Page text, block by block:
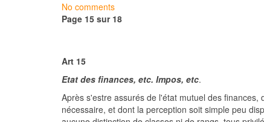
No comments
Page 15 sur 18
Art 15
Etat des finances, etc. Impos, etc.
Après s'estre assurés de l'état mutuel des
nécessaire, et dont la perception soit simple peu